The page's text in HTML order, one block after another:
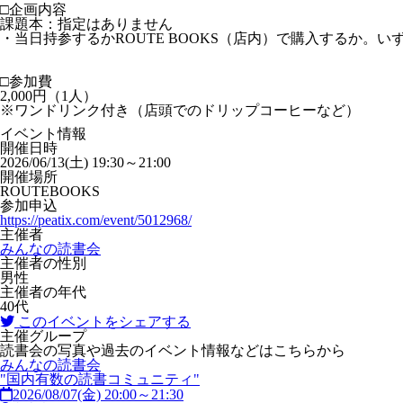
□企画内容
課題本：指定はありません
・当日持参するかROUTE BOOKS（店内）で購入するか。い
□参加費
2,000円（1人）
※ワンドリンク付き（店頭でのドリップコーヒーなど）
イベント情報
開催日時
2026/06/13(土) 19:30～21:00
開催場所
ROUTEBOOKS
参加申込
https://peatix.com/event/5012968/
主催者
みんなの読書会
主催者の性別
男性
主催者の年代
40代
このイベントをシェアする
主催グループ
読書会の写真や過去のイベント情報などはこちらから
みんなの読書会
"国内有数の読書コミュニティ"
2026/08/07(金) 20:00～21:30